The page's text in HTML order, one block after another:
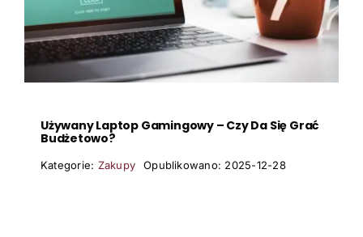
Używany Laptop Gamingowy – Czy Da Się Grać
Budżetowo?
Kategorie: Zakupy Opublikowano: 2025-12-28